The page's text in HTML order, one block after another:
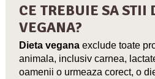
CE TREBUIE SA STII
VEGANA?
Dieta veganaexclude toate
animala, inclusiv carnea,
oamenii o urmeaza corect, o